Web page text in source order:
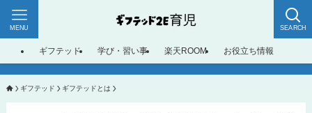
SEARCH
MENU
ギフテッド 学び・習い事 楽天ROOM お役立ち情報
ギフテッド ギフテッドとは